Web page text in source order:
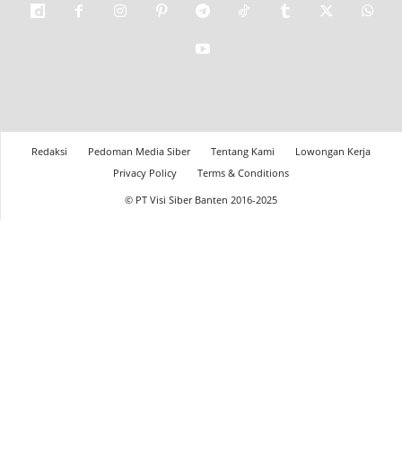
Redaksi Pedoman Media Siber Tentang Kami
Lowongan Kerja
Privacy Policy
Terms & Conditions
© PT Visi Siber Banten 2016-2025